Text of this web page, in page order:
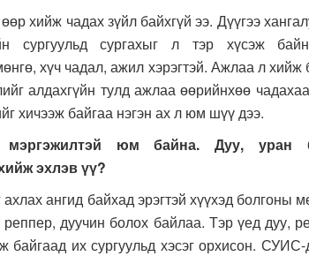
чадах зүйл байхгүй ээ. Дүүгээ
сургуульд сургахыг л тэр хүсэж
хүч чадал, ажил хэрэгтэй. Ажлаа л хийж
алдахгүйн тулд ажлаа өөрийнхөө
хичээж байгаа нэгэн ах л юм шүү дээ.
юм байна. Дуу, уран
эхлэв үү?
ангид байхад эрэгтэй хүүхэд болгоны
реппер, дуучин болох байлаа. Тэр үед дуу,
байгаад их сургуульд хэсэг орхисон.